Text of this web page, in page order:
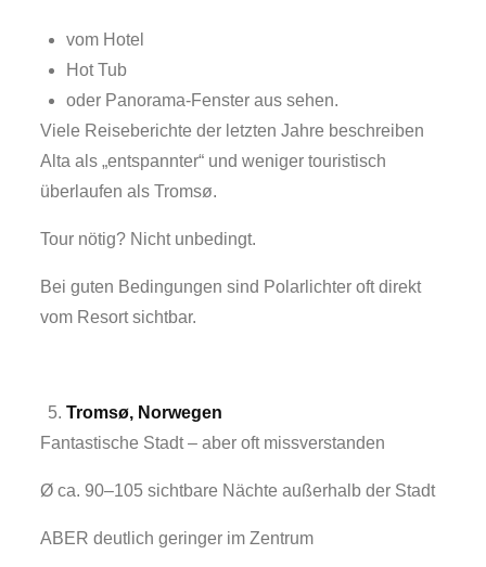
vom Hotel
Hot Tub
oder Panorama-Fenster aus sehen.
Viele Reiseberichte der letzten Jahre beschreiben
Alta als „entspannter“ und weniger touristisch
überlaufen als Tromsø.
Tour nötig? Nicht unbedingt.
Bei guten Bedingungen sind Polarlichter oft direkt
vom Resort sichtbar.
Tromsø, Norwegen
Fantastische Stadt – aber oft missverstanden
Ø ca. 90–105 sichtbare Nächte außerhalb der Stadt
ABER deutlich geringer im Zentrum